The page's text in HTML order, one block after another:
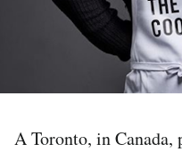
I MIEI PREFERITI
A Toronto, in Canada,